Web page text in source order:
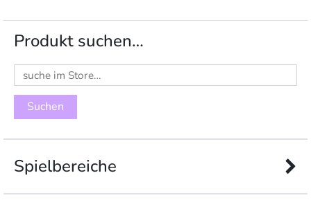
Produkt suchen…
Suchen
nach:
Spielbereiche